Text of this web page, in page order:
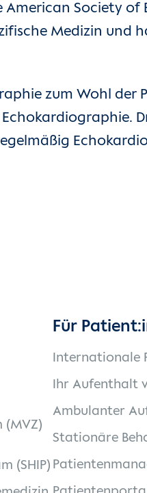
Society
Medizin und
zum Wohl
(MVZ)
(SHIP)
Für
Internationale
Ihr Aufenthalt
Ambulanter
Stationäre